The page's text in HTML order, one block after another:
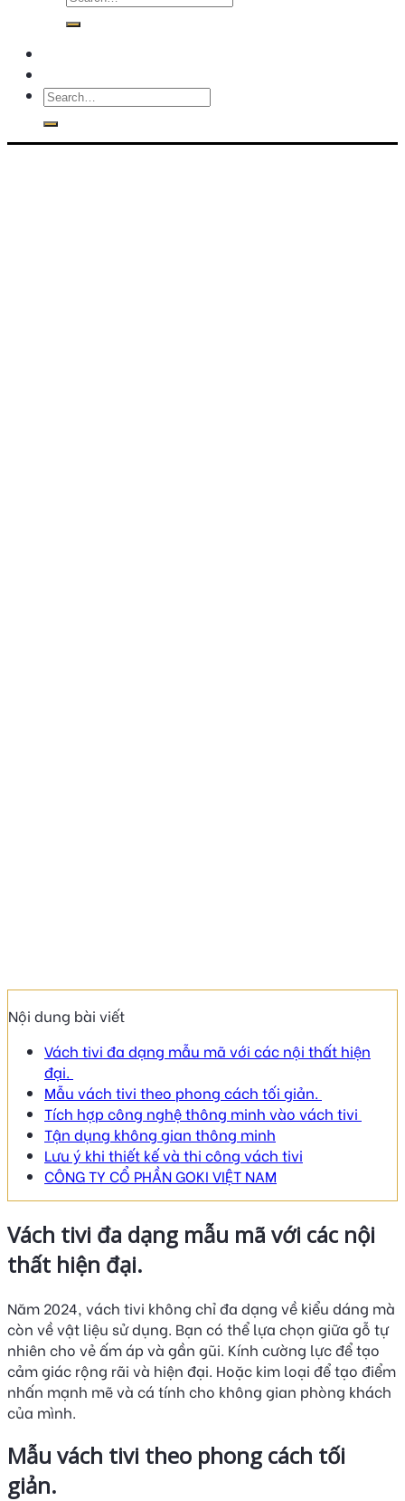
Nội dung bài viết
Vách tivi đa dạng mẫu mã với các nội thất hiện
đại.
Mẫu vách tivi theo phong cách tối giản.
Tích hợp công nghệ thông minh vào vách tivi
Tận dụng không gian thông minh
Lưu ý khi thiết kế và thi công vách tivi
CÔNG TY CỔ PHẦN GOKI VIỆT NAM
Vách tivi đa dạng mẫu mã với các nội
thất hiện đại.
Năm 2024, vách tivi không chỉ đa dạng về kiểu dáng mà
còn về vật liệu sử dụng. Bạn có thể lựa chọn giữa gỗ tự
nhiên cho vẻ ấm áp và gần gũi. Kính cường lực để tạo
cảm giác rộng rãi và hiện đại. Hoặc kim loại để tạo điểm
nhấn mạnh mẽ và cá tính cho không gian phòng khách
của mình.
Mẫu vách tivi theo phong cách tối
giản.